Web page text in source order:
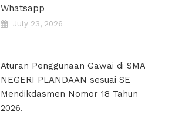
Whatsapp
July 23, 2026
Aturan Penggunaan Gawai di SMA
NEGERI PLANDAAN sesuai SE
Mendikdasmen Nomor 18 Tahun
2026.